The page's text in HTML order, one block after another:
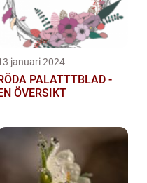
januari 2024
PALATTTBLAD -
ÖVERSIKT